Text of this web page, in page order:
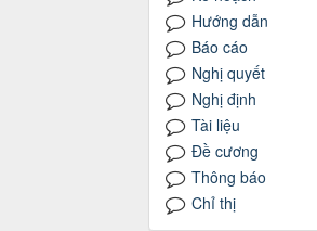
Hướng dẫn
Báo cáo
Nghị quyết
Nghị định
Tài liệu
Đề cương
Thông báo
Chỉ thị